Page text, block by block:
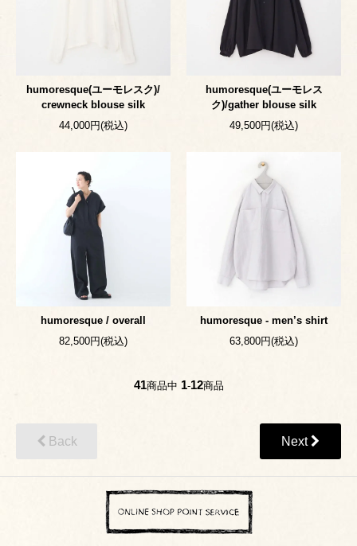
humoresque(ユーモレスク)/
crewneck blouse silk
44,000円(税込)
humoresque(ユーモレス
ク)/gather blouse silk
49,500円(税込)
humoresque / overall
82,500円(税込)
humoresque - men’s shirt
63,800円(税込)
41商品中 1-12商品
Back Next